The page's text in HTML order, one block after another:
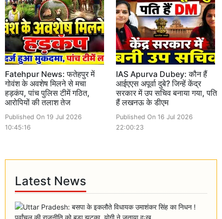
Fatehpur News: फतेहपुर में
गोवंश के अवशेष मिलने से मचा
हड़कंप, पांच पुलिस टीमें गठित,
आरोपियों की तलाश तेज
Published On 19 Jul 2026
10:45:16
IAS Apurva Dubey: कौन हैं
आईएएस अपूर्वा दुबे? जिन्हें केंद्र
सरकार में उप सचिव बनाया गया, पति
हैं लखनऊ के डीएम
Published On 16 Jul 2026
22:00:23
Latest News